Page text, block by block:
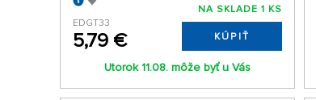
EDGT33
5,79 €
NA SKLADE 1 KS
KÚPIŤ
Utorok 11.08. môže byť u Vás